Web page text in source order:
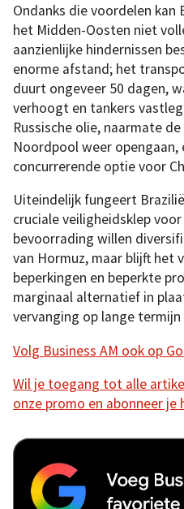
Ondanks die voordelen kan
het Midden-Oosten niet
aanzienlijke hindernissen
enorme afstand; het
duurt ongeveer 50 dagen,
verhoogt en tankers
Russische olie, naarmate
Noordpool weer opengaan,
concurrerende optie voor
Uiteindelijk fungeert
cruciale veiligheidsklep
bevoorrading willen
van Hormuz, maar blijft het
beperkingen en beperkte
marginaal alternatief in
vervanging op lange
Volg Business AM ook op
Wil je toegang tot alle
onze promo en abonneer je